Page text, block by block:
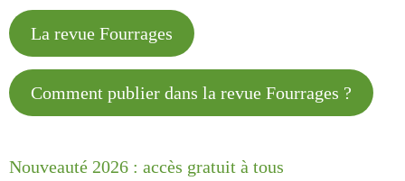
La revue Fourrages
Comment publier dans la revue